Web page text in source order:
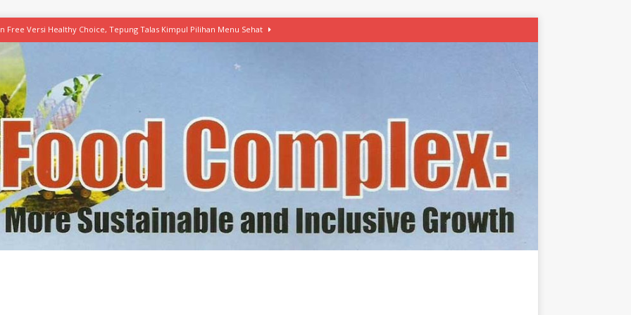
Free Versi Healthy Choice, Tepung Talas Kimpul Pilihan Menu Sehat
Latih Olah Singkong, KKN Universitas Lampung Kenalkan Sosmocaf
Makanan dengan McCormick, Ciptakan Raksasa Rp1.100 Triliun
MSI: Potensi Singkong Bisa Ditingkatkan KEBIJAKAN
Konawe Kepulauan Tetap Andalkan Mete, Kakao, Pala dan Kelapa